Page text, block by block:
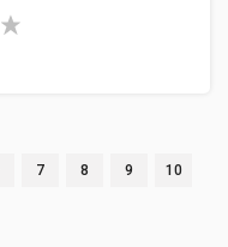
7 8 9 10